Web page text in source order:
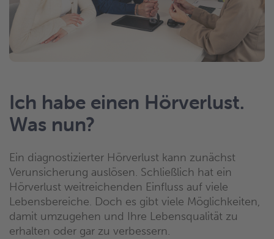
Ich habe einen Hörverlust.
Was nun?
Ein diagnostizierter Hörverlust kann zunächst
Verunsicherung auslösen. Schließlich hat ein
Hörverlust weitreichenden Einfluss auf viele
Lebensbereiche. Doch es gibt viele Möglichkeiten,
damit umzugehen und Ihre Lebensqualität zu
erhalten oder gar zu verbessern.